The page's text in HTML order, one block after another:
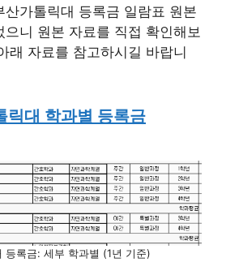
산가톨릭대 등록금 일람표 원본
으니 원본 자료를 직접 확인해보
래 자료를 참고하시길 바랍니
릭대 학과별 등록금
등록금: 세부 학과별 (1년 기준)